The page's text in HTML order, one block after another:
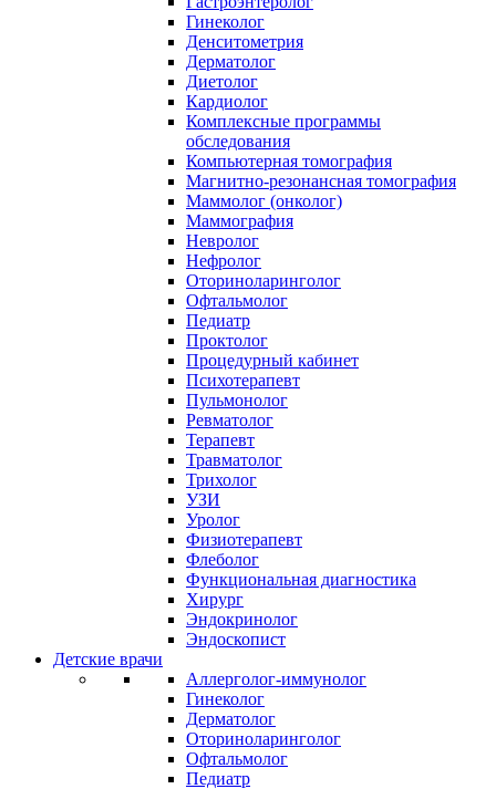
Гинеколог
Денситометрия
Дерматолог
Диетолог
Кардиолог
Комплексные программы
обследования
Компьютерная томография
Магнитно-резонансная томография
Маммолог (онколог)
Маммография
Невролог
Нефролог
Оториноларинголог
Офтальмолог
Педиатр
Проктолог
Процедурный кабинет
Психотерапевт
Пульмонолог
Ревматолог
Терапевт
Травматолог
Трихолог
УЗИ
Уролог
Физиотерапевт
Флеболог
Функциональная диагностика
Хирург
Эндокринолог
Эндоскопист
Детские врачи
Аллерголог-иммунолог
Гинеколог
Дерматолог
Оториноларинголог
Офтальмолог
Педиатр